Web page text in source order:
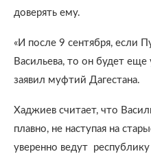
доверять ему.
«И после 9 сентября, если
Васильева, то он будет еще
заявил муфтий Дагестана.
Хаджиев считает, что
плавно, не наступая на
уверенно ведут республику